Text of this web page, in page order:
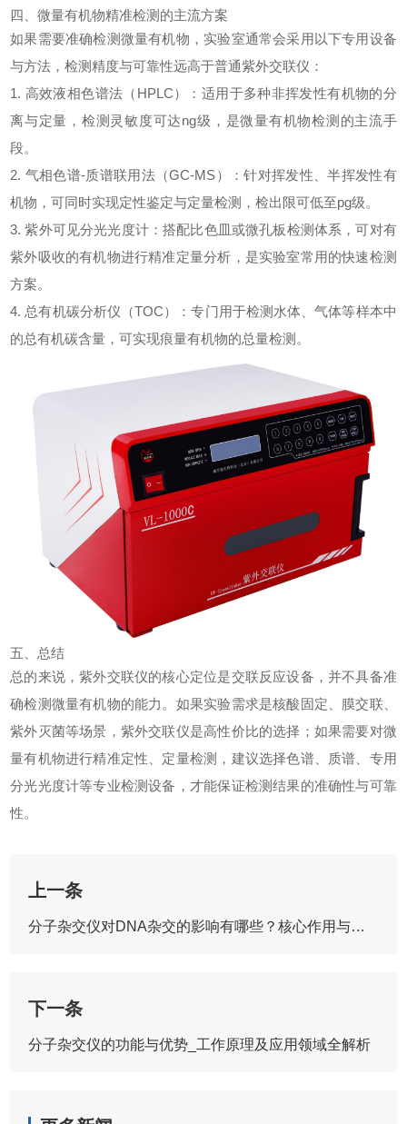
四、微量有机物精准检测的主流方案
如果需要准确检测微量有机物，实验室通常会采用以下专用设备
与方法，检测精度与可靠性远高于普通紫外交联仪 ：
1. 高效液相色谱法（HPLC）：适用于多种非挥发性有机物的分
离与定量，检测灵敏度可达ng级，是微量有机物检测的主流手
段。
2. 气相色谱-质谱联用法（GC-MS）：针对挥发性、半挥发性有
机物，可同时实现定性鉴定与定量检测，检出限可低至pg级。
3. 紫外可见分光光度计：搭配比色皿或微孔板检测体系，可对有
紫外吸收的有机物进行精准定量分析，是实验室常用的快速检测
方案。
4. 总有机碳分析仪（TOC）：专门用于检测水体、气体等样本中
的总有机碳含量，可实现痕量有机物的总量检测。
五、总结
总的来说，紫外交联仪的核心定位是交联反应设备，并不具备准
确检测微量有机物的能力。如果实验需求是核酸固定、膜交联、
紫外灭菌等场景， 紫外交联仪是高性价比的选择；如果需要对微
量有机物进行精准定性、定量检测，建议选择色谱、质谱、专用
分光光度计等专业检测设备，才能保证检测结果的准确性与可靠
性。
上一条
分子杂交仪对DNA杂交的影响有哪些？核心作用与实验影响详解
下一条
分子杂交仪的功能与优势_工作原理及应用领域全解析